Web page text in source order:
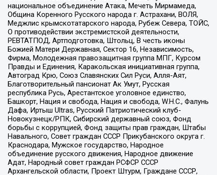
национальное объединение Атака, Мечеть Мирмамеда,
Община Коренного Русского народа г. Астрахани, ВОЛЯ,
Меджлис крымскотатарского народа, Рубеж Севера, ТОЙС,
О противодействии экстремистской деятельности,
РЕВТАТПОД, Артподготовка, Штольц, В честь иконы
Божией Матери Державная, Сектор 16, Независимость,
Фирма, Молодежная правозащитная группа МПГ, Курсом
Правды и Единения, Каракольская инициативная группа,
Автоград Крю, Союз Славянских Сил Руси, Алля-Аят,
Благотворительный пансионат Ак Умут, Русская
республика Русь, Арестантское уголовное единство,
Башкорт, Нация и свобода, Нация и свобода, W.H.С., Фалунь
Дафа, Иртыш Ultras, Русский Патриотический клуб-
Новокузнецк/РПК, Сибирский державный союз, Фонд
борьбы с коррупцией, Фонд защиты прав граждан, Штабы
Навального, Совет граждан СССР Прикубанского округа г.
Краснодара, Мужское государство, Народное
объединение русского движения, Народное движение
Адат, Народный совет граждан РСФСР СССР
Архангельской области, Проект Штурм, Граждане СССР,